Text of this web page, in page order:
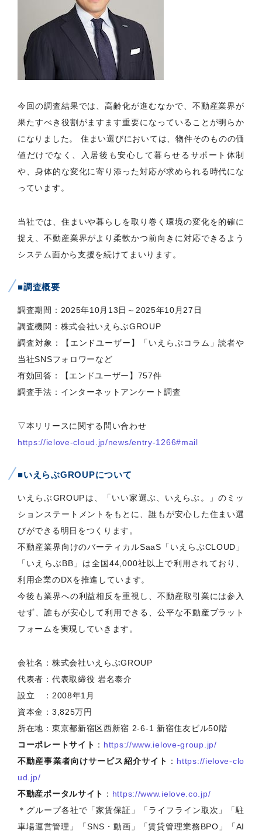
今回の調査結果では、高齢化が進むなかで、不動産業界が
果たすべき役割がますます重要になっていることが明らか
になりました。 住まい選びにおいては、物件そのものの価
値だけでなく、入居後も安心して暮らせるサポート体制
や、身体的な変化に寄り添った対応が求められる時代にな
っています。
当社では、住まいや暮らしを取り巻く環境の変化を的確に
捉え、不動産業界がより柔軟かつ前向きに対応できるよう
システム面から支援を続けてまいります。
■調査概要
調査期間：2025年10月13日～2025年10月27日
調査機関：株式会社いえらぶGROUP
調査対象：【エンドユーザー】「いえらぶコラム」読者や
当社SNSフォロワーなど
有効回答：【エンドユーザー】757件
調査手法：インターネットアンケート調査
▽本リリースに関する問い合わせ
https://ielove-cloud.jp/news/entry-1266#mail
■いえらぶGROUPについて
いえらぶGROUPは、「いい家選ぶ、いえらぶ。」のミッ
ションステートメントをもとに、誰もが安心した住まい選
びができる明日をつくります。
不動産業界向けのバーティカルSaaS「いえらぶCLOUD」
「いえらぶBB」は全国44,000社以上で利用されており、
利用企業のDXを推進しています。
今後も業界への利益相反を重視し、不動産取引業には参入
せず、誰もが安心して利用できる、公平な不動産プラット
フォームを実現していきます。
会社名：株式会社いえらぶGROUP
代表者：代表取締役 岩名泰介
設立 ：2008年1月
資本金：3,825万円
所在地：東京都新宿区西新宿 2-6-1 新宿住友ビル50階
コーポレートサイト ： https://www.ielove-group.jp/
不動産事業者向けサービス紹介サイト ： https://ielove-clo
ud.jp/
不動産ポータルサイト ： https://www.ielove.co.jp/
＊グループ各社で「家賃保証」「ライフライン取次」「駐
車場運営管理」「SNS・動画」「賃貸管理業務BPO」「AI